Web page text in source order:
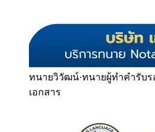
ทนายวิวัฒน์·ทนายผู้ทำคำรับ
เอกสาร